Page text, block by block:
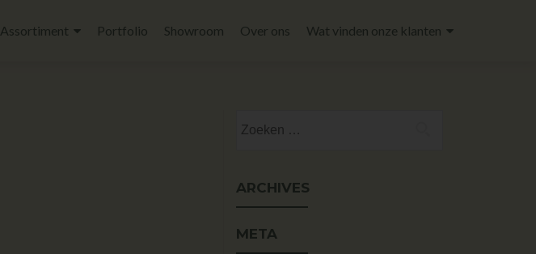
Assortiment Portfolio Showroom Over ons Wat vinden onze klanten
ARCHIVES
META